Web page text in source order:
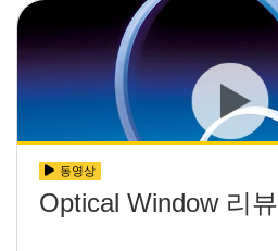
동영상
Optical Window 리뷰